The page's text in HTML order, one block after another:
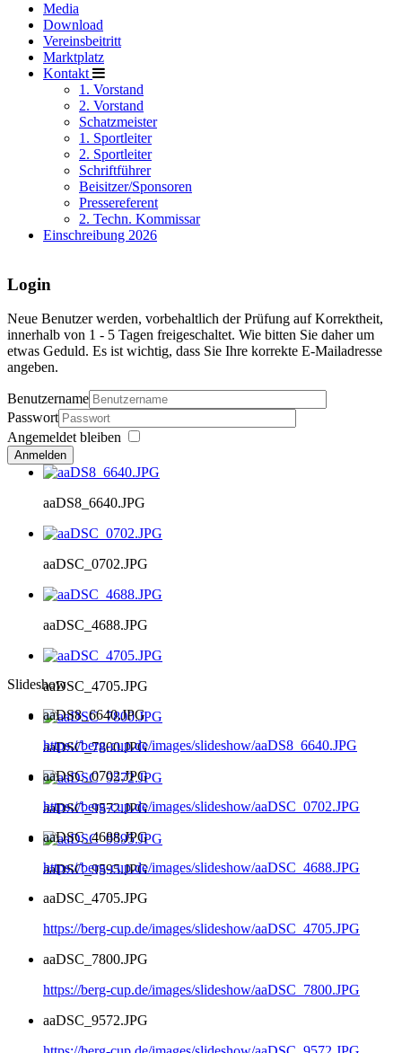
Media
Download
Vereinsbeitritt
Marktplatz
Kontakt
1. Vorstand
2. Vorstand
Schatzmeister
1. Sportleiter
2. Sportleiter
Schriftführer
Beisitzer/Sponsoren
Pressereferent
2. Techn. Kommissar
Einschreibung 2026
Login
Neue Benutzer werden, vorbehaltlich der Prüfung auf Korrektheit,
innerhalb von 1 - 5 Tagen freigeschaltet. Wie bitten Sie daher um
etwas Geduld. Es ist wichtig, dass Sie Ihre korrekte E-Mailadresse
angeben.
Benutzername
Passwort
Angemeldet bleiben
Anmelden
aaDS8_6640.JPG
aaDSC_0702.JPG
aaDSC_4688.JPG
aaDSC_4705.JPG
aaDSC_7800.JPG
aaDSC_9572.JPG
aaDSC_9595.JPG
Slideshow
aaDS8_6640.JPG
https://berg-cup.de/images/slideshow/aaDS8_6640.JPG
aaDSC_0702.JPG
https://berg-cup.de/images/slideshow/aaDSC_0702.JPG
aaDSC_4688.JPG
https://berg-cup.de/images/slideshow/aaDSC_4688.JPG
aaDSC_4705.JPG
https://berg-cup.de/images/slideshow/aaDSC_4705.JPG
aaDSC_7800.JPG
https://berg-cup.de/images/slideshow/aaDSC_7800.JPG
aaDSC_9572.JPG